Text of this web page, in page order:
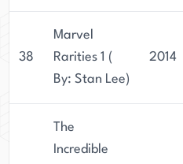
38
Marvel
Rarities 1 (
By: Stan Lee)
2014
The
Incredible